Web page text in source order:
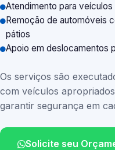
Atendimento para
Remoção de automóveis
pátios
Apoio em deslocamentos
Os serviços são
com veículos
garantir segurança em
Solicite seu